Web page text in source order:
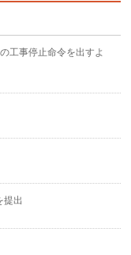
工事停止命令を出すよ
提出